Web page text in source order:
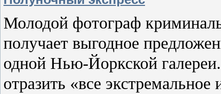
Молодой фотограф
получает выгодное
одной Нью-Йоркской
отразить «все